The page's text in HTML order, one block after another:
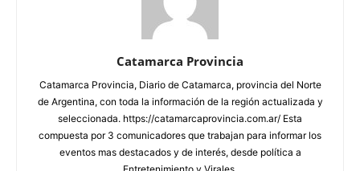
Catamarca Provincia
Catamarca Provincia, Diario de Catamarca, provincia del Norte
de Argentina, con toda la información de la región actualizada y
seleccionada. https://catamarcaprovincia.com.ar/ Esta
compuesta por 3 comunicadores que trabajan para informar los
eventos mas destacados y de interés, desde política a
Entretenimiento y Virales.